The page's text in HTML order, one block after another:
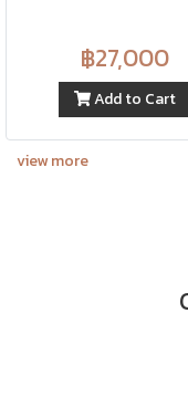
฿27,000
Add to Cart
view more